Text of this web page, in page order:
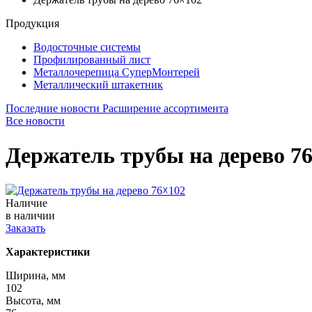
Продукция
Водосточные системы
Профилированный лист
Металлочерепица СуперМонтерей
Металлический штакетник
Последние новости Расширение ассортимента
Все новости
Держатель трубы на дерево
Наличие
в наличии
Заказать
Характеристики
Ширина, мм
102
Высота, мм